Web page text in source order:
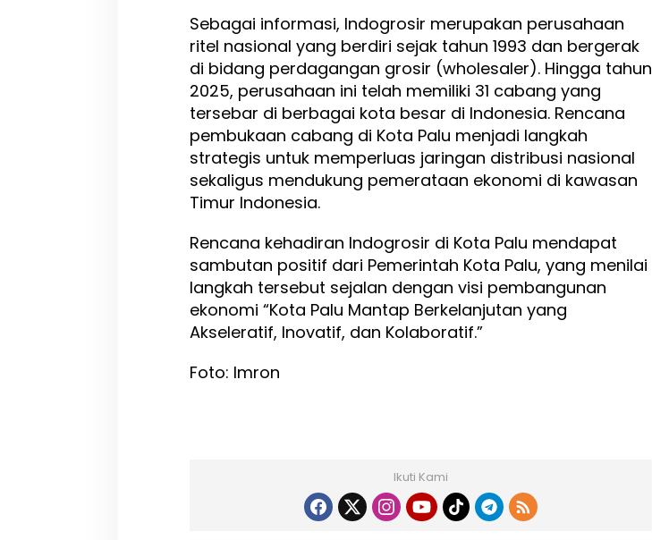
Sebagai informasi, Indogrosir merupakan perusahaan
ritel nasional yang berdiri sejak tahun 1993 dan bergerak
di bidang perdagangan grosir (wholesaler). Hingga tahun
2025, perusahaan ini telah memiliki 31 cabang yang
tersebar di berbagai kota besar di Indonesia. Rencana
pembukaan cabang di Kota Palu menjadi langkah
strategis untuk memperluas jaringan distribusi nasional
sekaligus mendukung pemerataan ekonomi di kawasan
Timur Indonesia.
Rencana kehadiran Indogrosir di Kota Palu mendapat
sambutan positif dari Pemerintah Kota Palu, yang menilai
langkah tersebut sejalan dengan visi pembangunan
ekonomi “Kota Palu Mantap Berkelanjutan yang
Akseleratif, Inovatif, dan Kolaboratif.”
Foto: Imron
Ikuti Kami